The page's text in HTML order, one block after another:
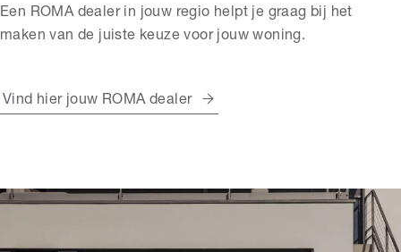
Een ROMA dealer in jouw regio helpt je graag bij het
maken van de juiste keuze voor jouw woning.
Vind hier jouw ROMA dealer